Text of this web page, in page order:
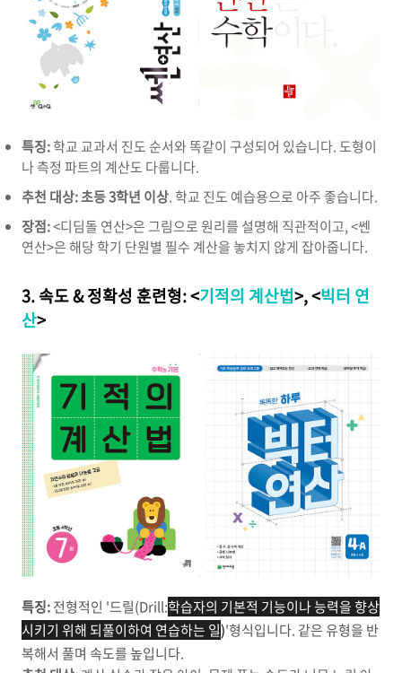
특징:학교 교과서 진도 순서와 똑같이 구성되어 있습니다. 도형이
나 측정 파트의 계산도 다룹니다.
추천 대상:초등 3학년 이상. 학교 진도 예습용으로 아주 좋습니다.
장점:<디딤돌 연산>은 그림으로 원리를 설명해 직관적이고, <쎈
연산>은 해당 학기 단원별 필수 계산을 놓치지 않게 잡아줍니다.
3. 속도 & 정확성 훈련형: <기적의 계산법>, <빅터 연
산>
특징:전형적인 '드릴(Drill:학습자의 기본적 기능이나 능력을 향상
시키기 위해 되풀이하여 연습하는 일)'형식입니다. 같은 유형을 반
복해서 풀며 속도를 높입니다.